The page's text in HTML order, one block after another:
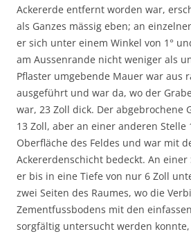
Ackererde entfernt worden war,
als Ganzes mässig eben; an
er sich unter einem Winkel von 1°
am Aussenrande nicht weniger als
Pflaster umgebende Mauer war aus
ausgeführt und war da, wo der
war, 23 Zoll dick. Der abgebrochene
13 Zoll, aber an einer anderen
Oberfläche des Feldes und war mit
Ackererdenschicht bedeckt. An
er bis in eine Tiefe von nur 6 Zoll
zwei Seiten des Raumes, wo die
Zementfussbodens mit den
sorgfältig untersucht werden